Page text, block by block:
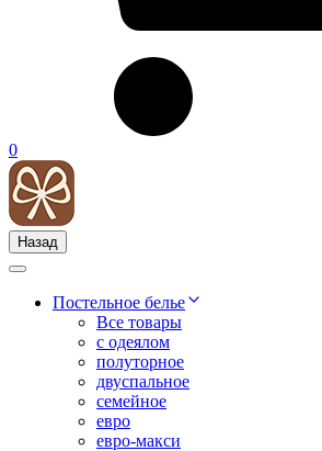
0
Назад
Постельное белье
Все товары
с одеялом
полуторное
двуспальное
семейное
евро
евро-макси